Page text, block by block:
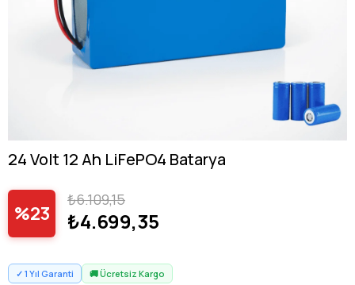
24 Volt 12 Ah LiFePO4 Batarya
23
₺6.109,15
₺4.699,35
✓ 1 Yıl Garanti 🚚 Ücretsiz Kargo